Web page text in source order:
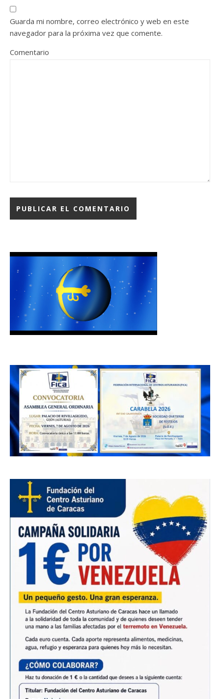
Guarda mi nombre, correo electrónico y web en este
navegador para la próxima vez que comente.
Comentario